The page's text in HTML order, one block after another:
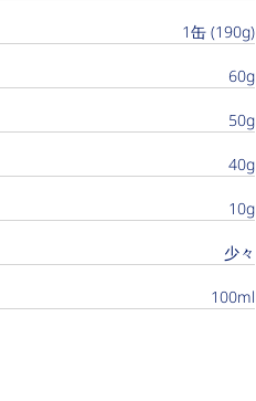
1缶 (190g)
60g
50g
40g
10g
少々
100ml